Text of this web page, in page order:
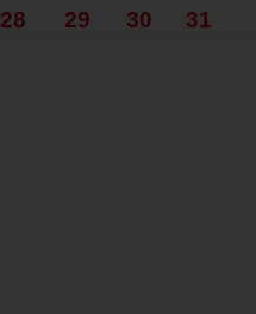
28 29 30 31